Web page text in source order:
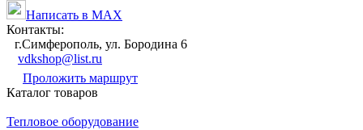
Написать в MAX
Контакты:
г.Симферополь, ул. Бородина 6
vdkshop@list.ru
Проложить маршрут
Каталог товаров
Тепловое оборудование